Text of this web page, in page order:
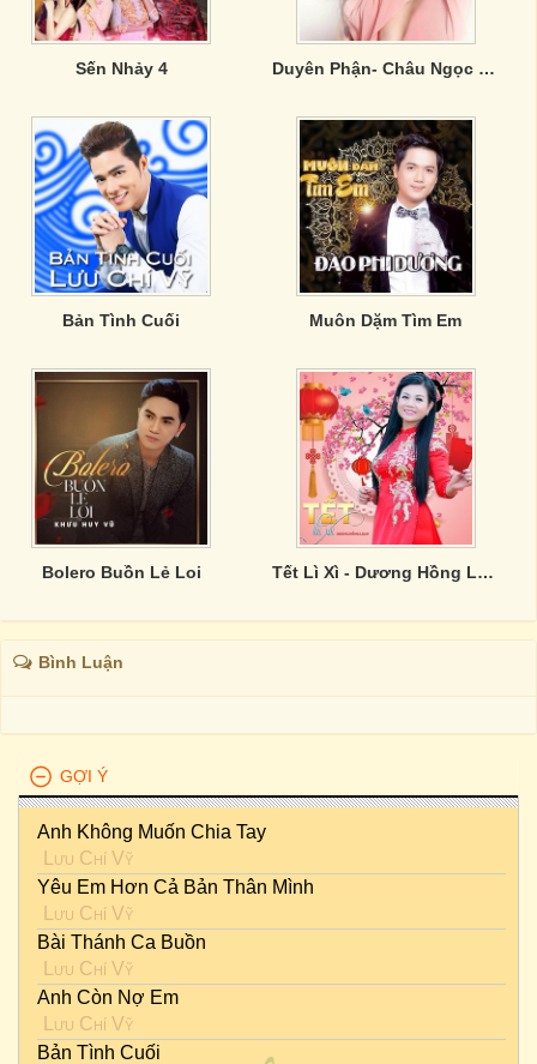
Sến Nhảy 4 Duyên Phận- Châu Ngọc Linh
Bản Tình Cuối Muôn Dặm Tìm Em
Bolero Buồn Lẻ Loi Tết Lì Xì - Dương Hồng Loan
Bình Luận
GỢI Ý
Anh Không Muốn Chia Tay
Lưu Chí Vỹ
Yêu Em Hơn Cả Bản Thân Mình
Lưu Chí Vỹ
Bài Thánh Ca Buồn
Lưu Chí Vỹ
Anh Còn Nợ Em
Lưu Chí Vỹ
Bản Tình Cuối